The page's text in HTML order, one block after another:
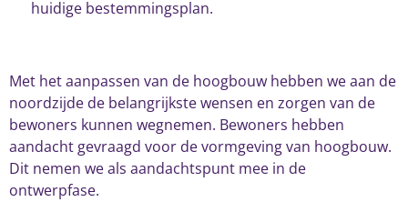
huidige bestemmingsplan.
Met het aanpassen van de hoogbouw hebben we aan de
noordzijde de belangrijkste wensen en zorgen van de
bewoners kunnen wegnemen. Bewoners hebben
aandacht gevraagd voor de vormgeving van hoogbouw.
Dit nemen we als aandachtspunt mee in de
ontwerpfase.